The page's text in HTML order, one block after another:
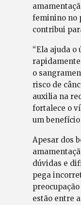
feminino no
contribui
“Ela ajuda o
o
risco de
auxilia na
fortalece o
um benefício
Apesar dos
dúvidas e
pega
estão entre